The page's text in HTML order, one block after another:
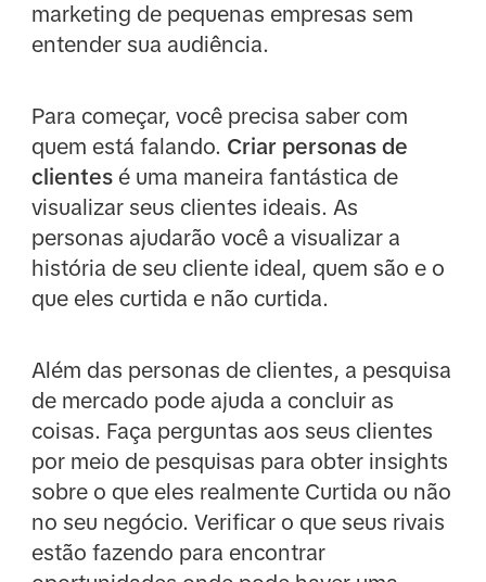
marketing de pequenas empresas sem
entender sua audiência.
Para começar, você precisa saber com
quem está falando. Criar personas de
clientes é uma maneira fantástica de
visualizar seus clientes ideais. As
personas ajudarão você a visualizar a
história de seu cliente ideal, quem são e o
que eles curtida e não curtida.
Além das personas de clientes, a pesquisa
de mercado pode ajuda a concluir as
coisas. Faça perguntas aos seus clientes
por meio de pesquisas para obter insights
sobre o que eles realmente Curtida ou não
no seu negócio. Verificar o que seus rivais
estão fazendo para encontrar